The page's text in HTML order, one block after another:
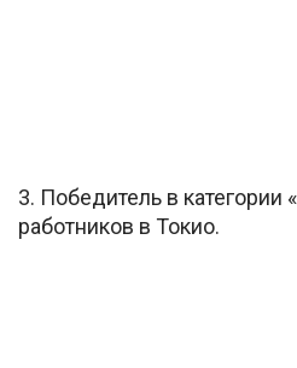
3. Победитель в
работников в Токио.